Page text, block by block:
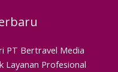
PT Bertravel Media
Layanan Profesional